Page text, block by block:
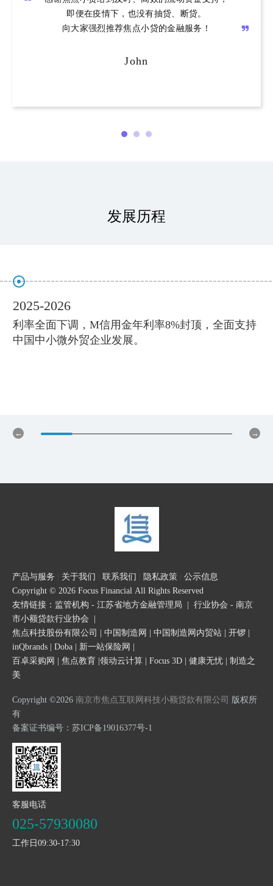
即便在疫情下，也没有抽贷、断贷。
向大家强烈推荐焦点小贷的金融服务！
John
发展历程
2025-2026
利率全面下调，M信用金年利率8%封顶，全面支持
中国中小微外贸企业发展。
产品与服务 关于我们 联系我们 隐私政策
公示信息
Copyright © 2026 Focus Financial All Rights Reserved
友情链接： 监管机构 - 江苏省地方金融管理局 | 行业协会 - 南京
市小额贷款行业协会 |
焦点科技股份有限公司 | 中国制造网 | 中国制造网内贸站 | 开锣 |
inQbrands | Doba | 新一站保险网 |
百卓采购网 | 焦点教育 |领动云计算 | Focus 3D | 健康无忧 | 制造之
美
Copyright ©2026 南京市焦点互联网科技小额贷款有限公司 版权所
有
备案证书编号： 苏ICP备19016377号-1
客服电话
025-57930080
工作日09:30-17:30